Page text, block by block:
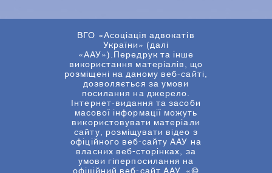
ВГО «Асоціація адвокатів
України» (далі
«ААУ»).Передрук та інше
використання матеріалів, що
розміщені на даному веб-сайті,
дозволяється за умови
посилання на джерело.
Інтернет-видання та засоби
масової інформації можуть
використовувати матеріали
сайту, розміщувати відео з
офіційного веб-сайту ААУ на
власних веб-сторінках, за
умови гіперпосилання на